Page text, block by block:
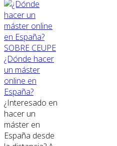
SOBRE CEUPE
¿Dónde hacer
un máster
online en
España?
¿Interesado en
hacer un
máster en
España desde